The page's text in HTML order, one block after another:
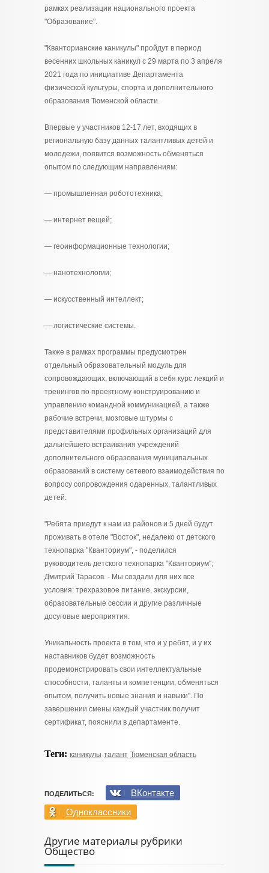
рамках реализации национального проекта
"Образование".
"Кванторианские каникулы" пройдут в период
весенних школьных каникул с 29 марта по 3 апреля
2021 года по инициативе Департамента
физической культуры, спорта и дополнительного
образования Тюменской области.
Впервые у участников 12-17 лет, входящих в
региональную базу данных талантливых детей и
молодежи, появится возможность обменяться
опытом по следующим направлениям:
— промышленная робототехника;
— интернет вещей;
— геоинформационные технологии;
— нанотехнологии;
— искусственный интеллект;
— логистические системы.
Также в рамках программы предусмотрен
отдельный образовательный модуль для
сопровождающих, включающий в себя курс лекций и
тренингов по проектному конструированию и
управлению командной коммуникацией, а также
рабочие встречи, мозговые штурмы с
представителями профильных организаций для
дальнейшего встраивания учреждений
дополнительного образования муниципальных
образований в систему сетевого взаимодействия по
вопросу сопровождения одаренных, талантливых
детей.
"Ребята приедут к нам из районов и 5 дней будут
проживать в отеле "Восток", недалеко от детского
технопарка "Кванториум", - поделился
руководитель детского технопарка "Кванториум";
Дмитрий Тарасов. - Мы создали для них все
условия: трехразовое питание, экскурсии,
образовательные сессии и другие различные
досуговые мероприятия.
Уникальность проекта в том, что и у ребят, и у их
наставников будет возможность
продемонстрировать свои интеллектуальные
способности, таланты и компетенции, обменяться
опытом, получить новые знания и навыки". По
завершении смены каждый участник получит
сертификат, пояснили в департаменте.
Теги: каникулы талант Тюменская область
ПОДЕЛИТЬСЯ:
ВКонтакте
Одноклассники
Другие материалы рубрики
Общество